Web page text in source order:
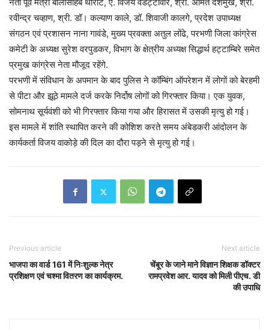
नेता पूर्व मंत्री बालासाहेब थोराट, ए. विजय वडेट्टीवार, श्री. अमित देशमुख, श्री.
रवीन्द्र चव्हाण, श्री. डॉ। कल्याण काले, डॉ. शिवाजी कालगे, प्रदेश उपाध्यक्ष
संगठन एवं प्रशासन नाना गावंडे, मुख्य प्रवक्ता अतुल लोंढे, परभणी जिला कांग्रेस
कमेटी के अध्यक्ष सुरेश वरपुडकर, विभाग के क्षेत्रीय अध्यक्ष सिद्धार्थ हट्टाम्बिरे समेत
प्रमुख कांग्रेस नेता मौजूद रहेंगे.
परभणी में संविधान के अपमान के बाद पुलिस ने कॉम्बिंग ऑपरेशन में लोगों को बेरहमी
से पीटा और झूठे मामले दर्ज करके निर्दोष लोगों को गिरफ्तार किया। एक युवक,
सोमनाथ सूर्यवंशी को भी गिरफ्तार किया गया और हिरासत में उसकी मृत्यु हो गई।
इस मामले में शांति स्थापित करने की कोशिश करते समय अंबेडकरी आंदोलन के
कार्यकर्ता विजय वाकोड़े की दिल का दौरा पड़ने से मृत्यु हो गई।
Previous article
भाजपा का वार्ड 161 में निःशुल्क नेत्र
प्रशिक्षण एवं चश्मा वितरण का कार्यक्रम.
Next article
चेंबूर के जाने माने विज्ञान शिक्षक डॉक्टर
रामप्रवेश आर. यादव को मिली पीएच. डी
की उपाधि